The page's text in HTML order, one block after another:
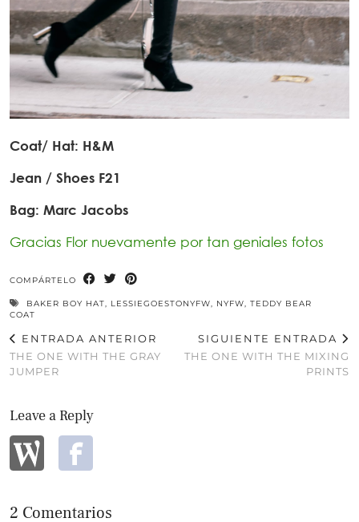
Coat/ Hat: H&M
Jean / Shoes F21
Bag: Marc Jacobs
Gracias Flor nuevamente por tan geniales fotos
COMPÁRTELO
BAKER BOY HAT LESSIEGOESTONYFW NYFW
TEDDY BEAR
COAT
ENTRADA ANTERIOR
THE ONE WITH THE GRAY
JUMPER
SIGUIENTE ENTRADA
THE ONE WITH THE MIXING
PRINTS
Leave a Reply
2 Comentarios